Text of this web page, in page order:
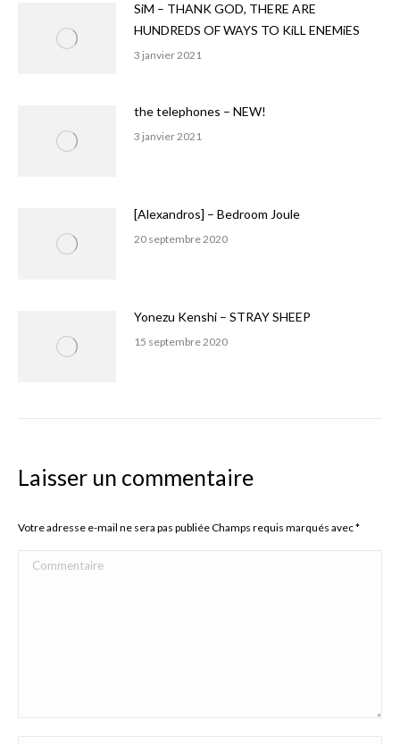
SiM – THANK GOD, THERE ARE
HUNDREDS OF WAYS TO KiLL ENEMiES
3 janvier 2021
the telephones – NEW!
3 janvier 2021
[Alexandros] – Bedroom Joule
20 septembre 2020
Yonezu Kenshi – STRAY SHEEP
15 septembre 2020
Laisser un commentaire
Votre adresse e-mail ne sera pas publiée Champs requis marqués avec*
Commentaire